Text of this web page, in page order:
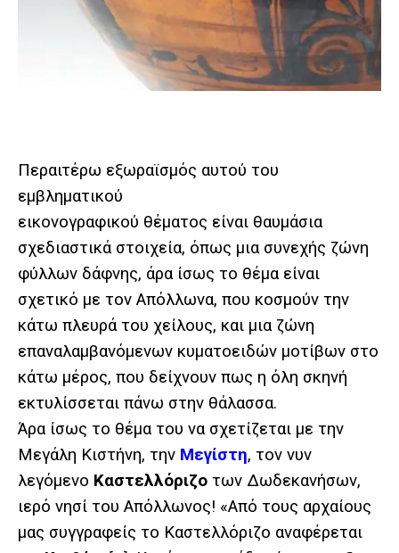
Περαιτέρω εξωραϊσμός αυτού του
εμβληματικού
εικονογραφικού θέματος είναι θαυμάσια
σχεδιαστικά στοιχεία, όπως μια συνεχής ζώνη
φύλλων δάφνης, άρα ίσως το θέμα είναι
σχετικό με τον Απόλλωνα, που κοσμούν την
κάτω πλευρά του χείλους, και μια ζώνη
επαναλαμβανόμενων κυματοειδών μοτίβων στο
κάτω μέρος, που δείχνουν πως η όλη σκηνή
εκτυλίσσεται πάνω στην θάλασσα.
Άρα ίσως το θέμα του να σχετίζεται με την
Μεγάλη Κιστήνη, την Μεγίστη, τον νυν
λεγόμενο Καστελλόριζο των Δωδεκανήσων,
ιερό νησί του Απόλλωνος! «Από τους αρχαίους
μας συγγραφείς το Καστελλόριζο αναφέρεται